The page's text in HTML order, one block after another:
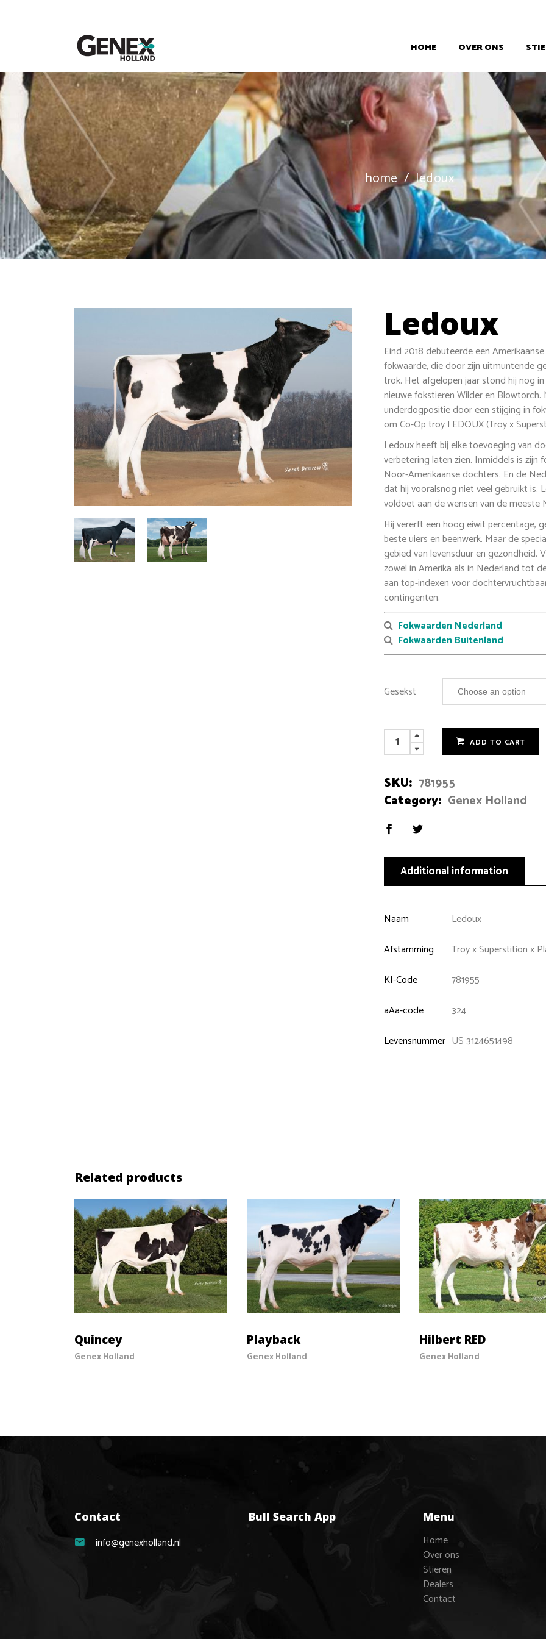
HOME OVER ONS
home/ledoux
Ledoux
Eind 2018 debuteerde een
fokwaarde, die door zijn uitmuntende
trok. Het afgelopen jaar stond hij nog
nieuwe fokstieren Wilder en
underdogpositie door een stijging in
om Co-Op troy LEDOUX (Troy x
Ledoux heeft bij elke toevoeging van
verbetering laten zien. Inmiddels is zijn
Noor-Amerikaanse dochters. En de
dat hij vooralsnog niet veel gebruikt is.
voldoet aan de wensen van de meeste
Hij vererft een hoog eiwit percentage,
beste uiers en beenwerk. Maar de
gebied van levensduur en gezondheid.
zowel in Amerika als in Nederland tot
aan top-indexen voor
contingenten.
Fokwaarden Nederland
Fokwaarden Buitenland
Gesekst
ADD TO CART
SKU: 781955
Category: Genex Holland
Additional information
Naam
Ledoux
Afstamming
Troy x Superstition x
KI-Code
781955
aAa-code
324
Levensnummer US 3124651498
Related products
Quincey
Genex Holland
Playback
Genex Holland
Hilbert RED
Genex Holland
Contact
info@genexholland.nl
Bull Search App Menu
Home
Over ons
Stieren
Dealers
Contact